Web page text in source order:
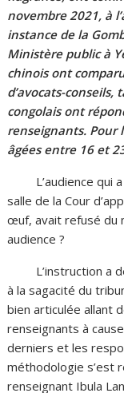
novembre 2021, à
instance de la
Ministère public à
chinois ont
d’avocats-
congolais ont
renseignants. Pour
âgées entre 16 et
L’audience qui a
salle de la Cour
œuf, avait refusé du
audience ?
L’instruction a
à la sagacité du
bien articulée allant
renseignants à
derniers et les
méthodologie s’est
renseignant Ibula